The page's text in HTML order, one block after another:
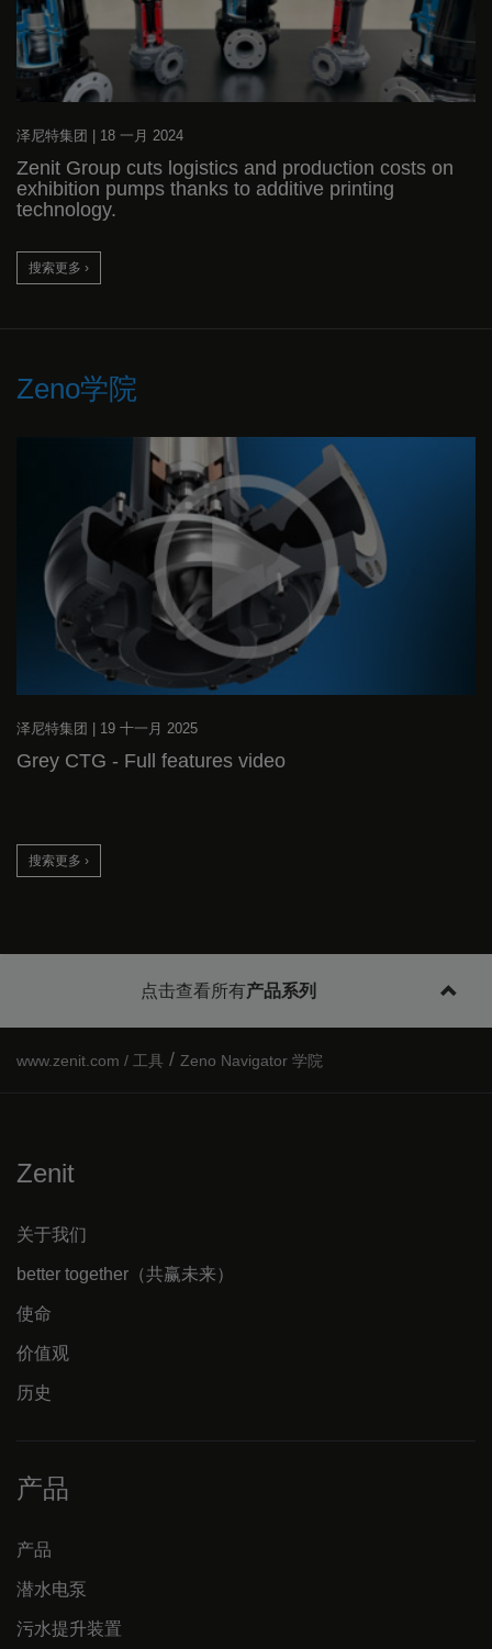
泽尼特集团 18 一月 2024
Zenit Group cuts logistics and production costs on
exhibition pumps thanks to additive printing
technology.
搜索更多 ›
Zeno学院
泽尼特集团 19 十一月 2025
Grey CTG - Full features video
搜索更多 ›
点击查看所有产品系列
工具 / Zeno Navigator 学院
Zenit
关于我们
better together（共赢未来）
使命
价值观
历史
产品
产品
潜水电泵
污水提升装置